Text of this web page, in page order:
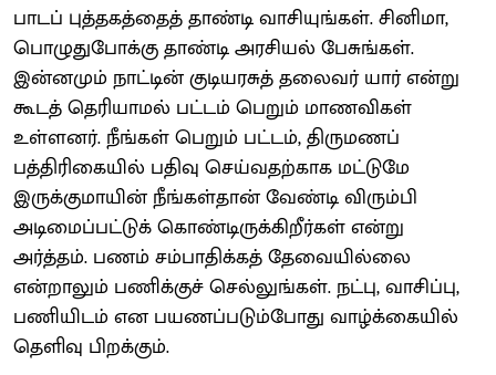
பாடப் புத்தகத்தைத் தாண்டி வாசியுங்கள். சினிமா,
பொழுதுபோக்கு தாண்டி அரசியல் பேசுங்கள்.
இன்னமும் நாட்டின் குடியரசுத் தலைவர் யார் என்று
கூடத் தெரியாமல் பட்டம் பெறும் மாணவிகள்
உள்ளனர். நீங்கள் பெறும் பட்டம், திருமணப்
பத்திரிகையில் பதிவு செய்வதற்காக மட்டுமே
இருக்குமாயின் நீங்கள்தான் வேண்டி விரும்பி
அடிமைப்பட்டுக் கொண்டிருக்கிறீர்கள் என்று
அர்த்தம். பணம் சம்பாதிக்கத் தேவையில்லை
என்றாலும் பணிக்குச் செல்லுங்கள். நட்பு, வாசிப்பு,
பணியிடம் என பயணப்படும்போது வாழ்க்கையில்
தெளிவு பிறக்கும்.